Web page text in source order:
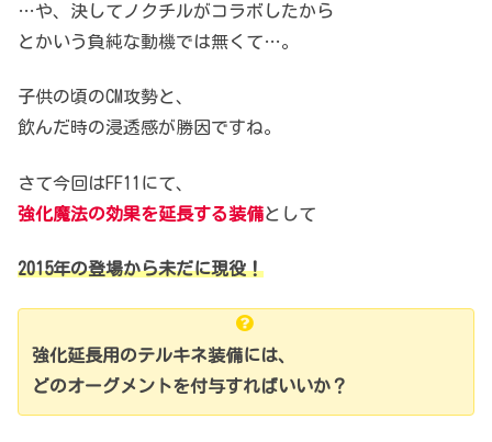
…や、決してノクチルがコラボしたから
とかいう負純な動機では無くて…。
子供の頃のCM攻勢と、
飲んだ時の浸透感が勝因ですね。
さて今回はFF11にて、
強化魔法の効果を延長する装備として
2015年の登場から未だに現役！
強化延長用のテルキネ装備には、
どのオーグメントを付与すればいいか？